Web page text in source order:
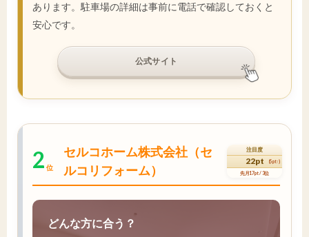
あります。駐車場の詳細は事前に電話で確認しておくと
安心です。
公式サイト
2 位
セルコホーム株式会社（セ
ルコリフォーム）
注目度
22pt (5pt↑)
先月17pt / 3位
どんな方に合う？